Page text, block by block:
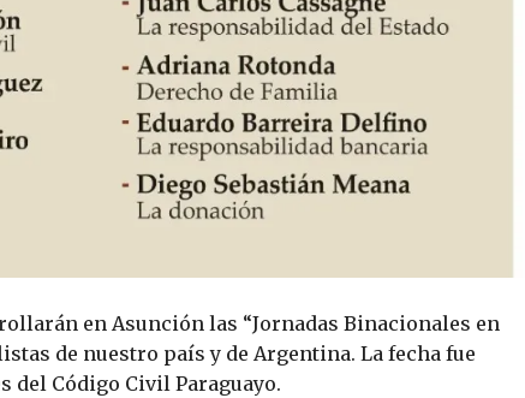
en Asunción las “Jornadas Binacionales en
de nuestro país y de Argentina. La fecha fue
del Código Civil Paraguayo.